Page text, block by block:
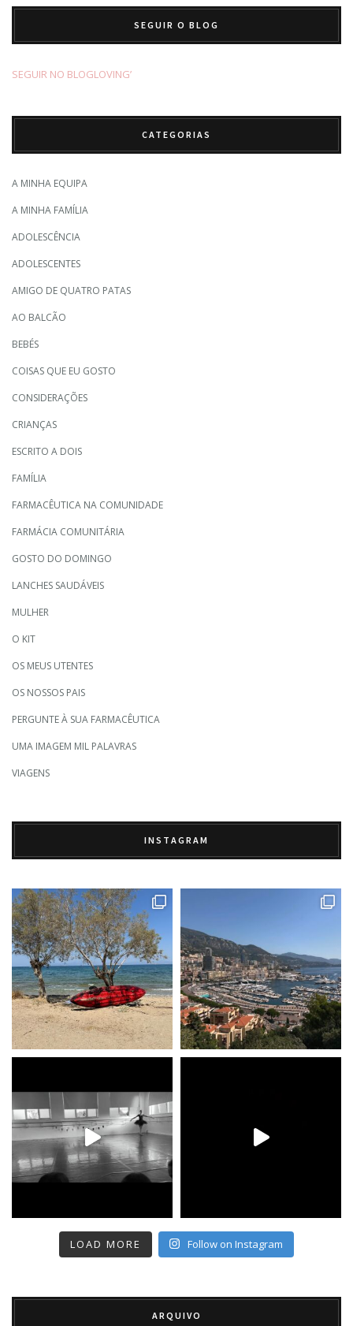
SEGUIR O BLOG
SEGUIR NO BLOGLOVING’
CATEGORIAS
A MINHA EQUIPA
A MINHA FAMÍLIA
ADOLESCÊNCIA
ADOLESCENTES
AMIGO DE QUATRO PATAS
AO BALCÃO
BEBÉS
COISAS QUE EU GOSTO
CONSIDERAÇÕES
CRIANÇAS
ESCRITO A DOIS
FAMÍLIA
FARMACÊUTICA NA COMUNIDADE
FARMÁCIA COMUNITÁRIA
GOSTO DO DOMINGO
LANCHES SAUDÁVEIS
MULHER
O KIT
OS MEUS UTENTES
OS NOSSOS PAIS
PERGUNTE À SUA FARMACÊUTICA
UMA IMAGEM MIL PALAVRAS
VIAGENS
INSTAGRAM
LOAD MORE Follow on Instagram
ARQUIVO